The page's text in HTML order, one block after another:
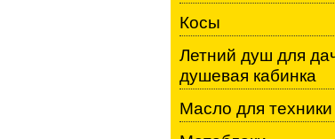
Косы
Летний душ для
душевая кабинка
Масло для техники